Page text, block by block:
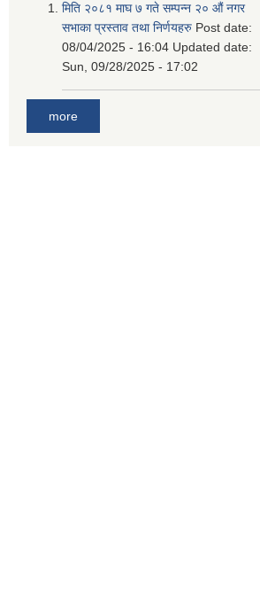
मिति २०८१ माघ ७ गते सम्पन्न २० औं नगर
सभाका प्रस्ताव तथा निर्णयहरु Post date:
08/04/2025 - 16:04 Updated date:
Sun, 09/28/2025 - 17:02
more